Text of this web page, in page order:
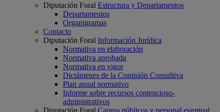
Diputación Foral Estructura y Departamentos
Departamentos
Organigramas
Contacto
Diputación Foral Información Jurídica
Normativa en elaboración
Normativa aprobada
Normativa en vigor
Dictámenes de la Comisión Consultiva
Plan anual normativo
Informe sobre recursos contencioso-
administrativos
Diputación Foral Cargos públicos y personal eventual